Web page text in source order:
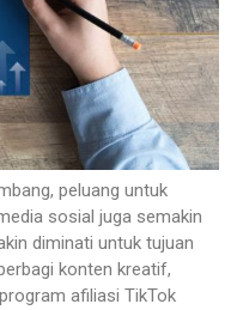
peluang untuk
sosial juga semakin
diminati untuk tujuan
konten kreatif,
afiliasi TikTok